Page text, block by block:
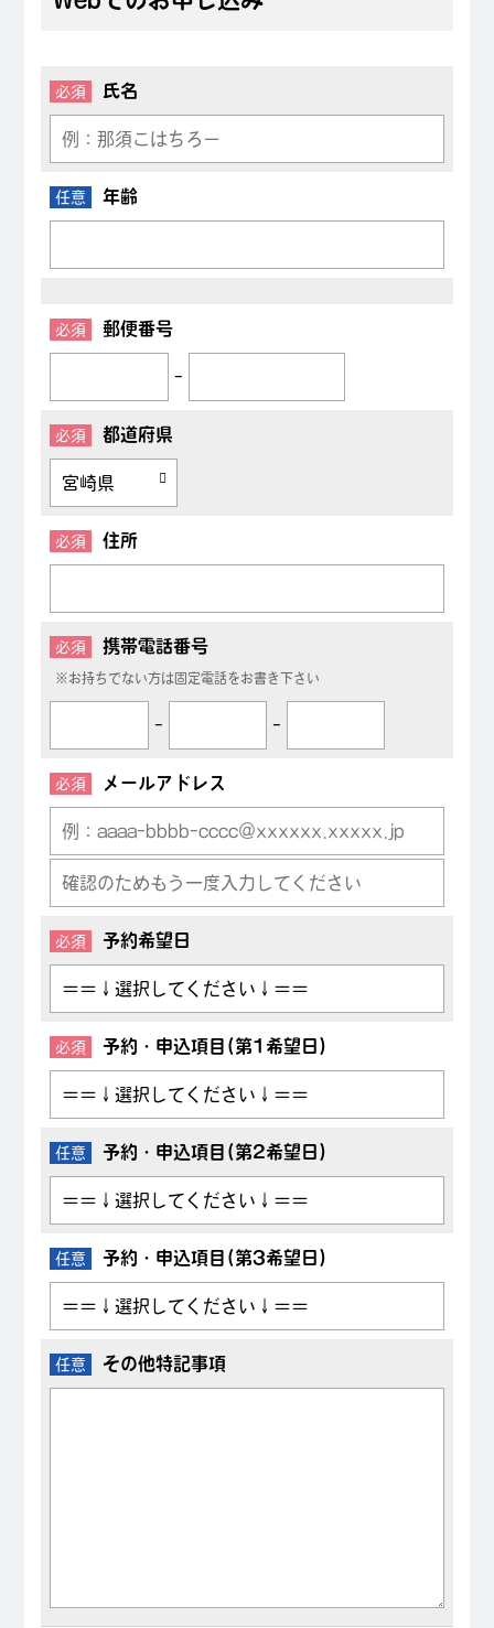
必須 氏名
任意 年齢
必須 郵便番号
-
必須 都道府県
必須 住所
必須 携帯電話番号
※お持ちでない方は固定電話をお書き下さい
- -
必須 メールアドレス
必須 予約希望日
必須 予約・申込項目(第1希望日)
任意 予約・申込項目(第2希望日)
任意 予約・申込項目(第3希望日)
任意 その他特記事項